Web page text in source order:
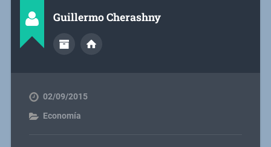
Guillermo Cherashny
02/09/2015
Economía